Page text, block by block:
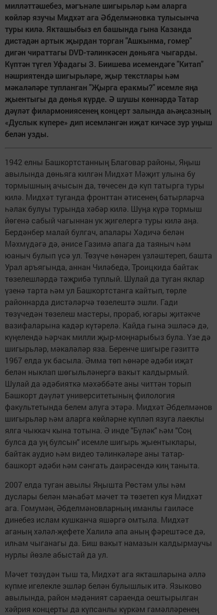
милләттәшебез, мәгънәле шигырьләр һәм аларга
көйләр язучы Мидхәт ага Әбделмәновка тулысынча
туры килә. Якташыбыз ел башында гына Казанда
дистәдән артык җырдан торган "Ашкынма, гомер"
дигән чираттагы DVD-тәлинкәсен дөньяга чыгарды.
Күптән түгел Уфадагы З. Биишева исемендәге "Китап"
нәшриятендә шигырьләре, җыр текстлары һәм
мәкаләләре тупланган "Җырга еракмы?" исемле яңа
җыентыгы да дөнья күрде. Ә шушы көннәрдә Татар
дәүләт филармониясенең концерт залында аһәңсазның
«Дуслык күпере» дип исемләнгән иҗат кичәсе зур уңыш
белән узды.
1942 елны Башкортстанның Благовар районы, Яңыш
авылында дөньяга килгән Мидхәт Мәҗит улына бу
тормышның ачысын да, төчесен дә күп татырга туры
килә. Мидхәт туганда фронттан әтисенең батырларча
һәлак булуы турында хәбәр килә. Шуңа күрә тормыш
йөгенә сабый чагыннан ук җигелергә туры килә аңа.
Бердәнбер малай булгач, апалары Хәдичә белән
Мәхмүдәгә дә, әнисе Газимә апага да таяныч һәм
юаныч булып үсә ул. Төзүче һөнәрен үзләштереп, башта
Урал аръягында, аннан Чиләбедә, Троицкида байтак
төзелешләрдә тәҗрибә туплый. Шулай да туган яклар
үзенә тарта һәм ул Башкортстанга кайтып, төрле
районнарда дистәләрчә төзелештә эшли. Гади
төзүчедән төзелеш мастеры, прораб, югары җитәкче
вазифаларына кадәр күтәрелә. Кайда гына эшләсә дә,
күңелендә һәрчак милли җыр-моңнарыбыз була. Үзе дә
шигырьләр, мәкаләләр яза. Беренче шигыре гәзиттә
1967 елда ук басыла. Әмма төп һөнәре әдәби иҗат
белән ныклап шөгыльләнергә вакыт калдырмый.
Шулай да әдәбияткә мәхәббәте аны читтән торып
Башкорт дәүләт университетының филология
факультетында белем алуга этәрә. Мидхәт Әбделмәнов
шигырьләр һәм аларга көйләрне күпләп язуга лаеклы
ялга чыккач кына тотына. Ә инде "Бүләк" һәм "Соң
булса да уң булсын" исемле шигырь җыентыклары,
байтак аудио һәм видео тәлинкәләре аны татар-
башкорт әдәби һәм сәнгать даирәсендә киң таныта.
2007 елда туган авылы Яңышта Рөстәм улы һәм
дуслары белән мәһабәт мәчет тә төзетеп куя Мидхәт
ага. Гомумән, Әбделмәновларның иманлы гаиләсе
динебез ислам кушканча яшәргә омтыла. Мидхәт
аганың хәләл-җефете Халилә апа аның фәрештәсе дә,
илһам чыганагы да. Биш вакыт намазын калдырмаучы
нурлы йөзле абыстай да ул.
Мәчет төзүдән тыш та, Мидхәт ага якташларына әллә
күпме игелекле эшләр белән булышлык итә. Языково
авылында, район мәдәният сараенда оештырылган
хәйрия концерты да күпсанлы күркәм гамәлләренең